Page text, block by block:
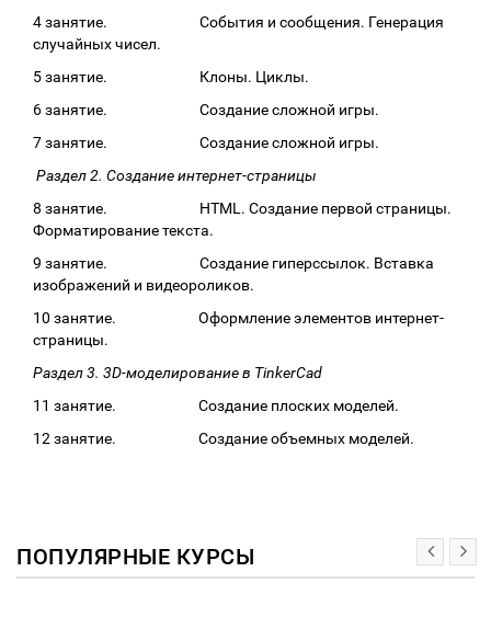
4 занятие. События и сообщения. Генерация
случайных чисел.
5 занятие. Клоны. Циклы.
6 занятие. Создание сложной игры.
7 занятие. Создание сложной игры.
Раздел 2. Создание интернет-страницы
8 занятие. HTML. Создание первой страницы.
Форматирование текста.
9 занятие. Создание гиперссылок. Вставка
изображений и видеороликов.
10 занятие. Оформление элементов интернет-
страницы.
Раздел 3. 3D-моделирование в TinkerCad
11 занятие. Создание плоских моделей.
12 занятие. Создание объемных моделей.
ПОПУЛЯРНЫЕ КУРСЫ